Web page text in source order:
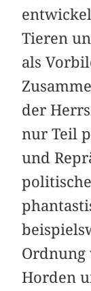
Tieren
als
der
nur Teil
und
Ordnung
Horden